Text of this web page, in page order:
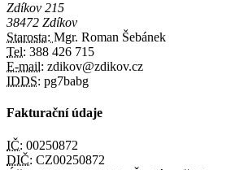
Zdíkov 215
38472 Zdíkov
Starosta: Mgr. Roman Šebánek
Tel: 388 426 715
E-mail: zdikov@zdikov.cz
IDDS: pg7babg
Fakturační údaje
IČ: 00250872
DIČ: CZ00250872